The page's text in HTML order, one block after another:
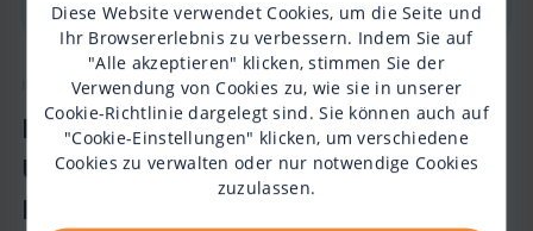
Diese Website verwendet Cookies, um die Seite und
Ihr Browsererlebnis zu verbessern. Indem Sie auf
"Alle akzeptieren" klicken, stimmen Sie der
Verwendung von Cookies zu, wie sie in unserer
Cookie-Richtlinie dargelegt sind. Sie können auch auf
"Cookie-Einstellungen" klicken, um verschiedene
Cookies zu verwalten oder nur notwendige Cookies
zuzulassen.
Video
IMPULSVORTRAG UND DISKUSSIONSRUNDE
Barrierefreies Denken – Anastasia
Umrik zu „Wie werde ich zu dem
Menschen, der ich schon immer